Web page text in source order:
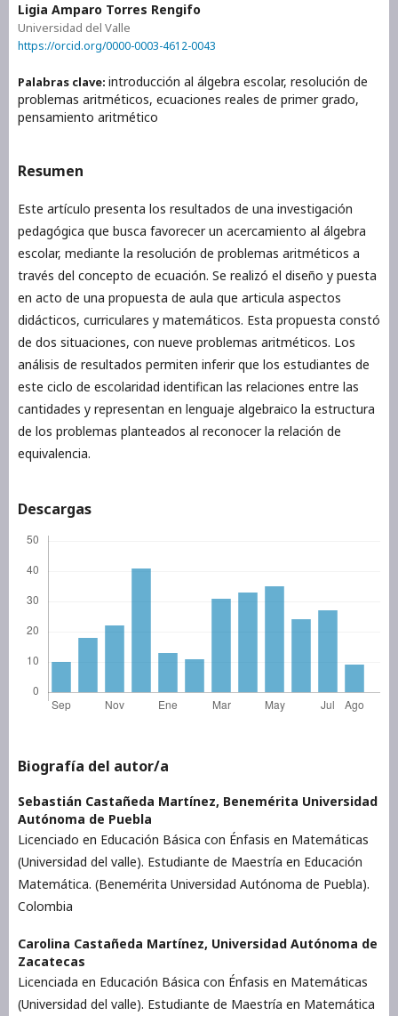
Ligia Amparo Torres Rengifo
Universidad del Valle
https://orcid.org/0000-0003-4612-0043
Palabras clave: introducción al álgebra escolar, resolución de
problemas aritméticos, ecuaciones reales de primer grado,
pensamiento aritmético
Resumen
Este artículo presenta los resultados de una investigación
pedagógica que busca favorecer un acercamiento al álgebra
escolar, mediante la resolución de problemas aritméticos a
través del concepto de ecuación. Se realizó el diseño y puesta
en acto de una propuesta de aula que articula aspectos
didácticos, curriculares y matemáticos. Esta propuesta constó
de dos situaciones, con nueve problemas aritméticos. Los
análisis de resultados permiten inferir que los estudiantes de
este ciclo de escolaridad identifican las relaciones entre las
cantidades y representan en lenguaje algebraico la estructura
de los problemas planteados al reconocer la relación de
equivalencia.
Descargas
Biografía del autor/a
Sebastián Castañeda Martínez, Benemérita Universidad
Autónoma de Puebla
Licenciado en Educación Básica con Énfasis en Matemáticas
(Universidad del valle). Estudiante de Maestría en Educación
Matemática. (Benemérita Universidad Autónoma de Puebla).
Colombia
Carolina Castañeda Martínez, Universidad Autónoma de
Zacatecas
Licenciada en Educación Básica con Énfasis en Matemáticas
(Universidad del valle). Estudiante de Maestría en Matemática